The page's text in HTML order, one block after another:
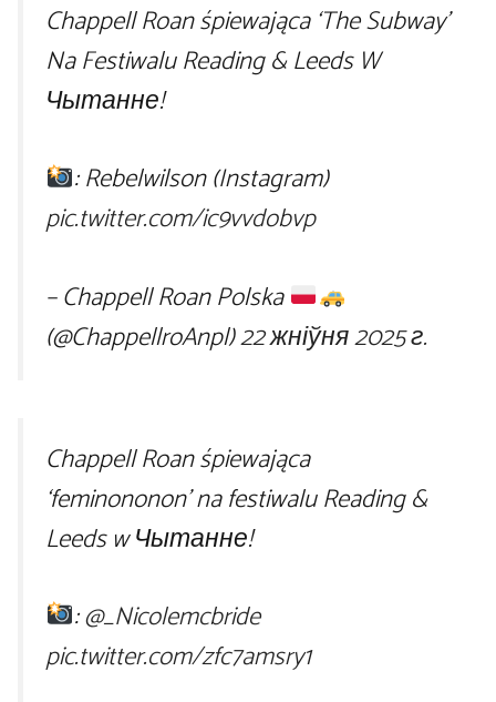
Chappell Roan śpiewająca ‘The Subway’
Na Festiwalu Reading & Leeds W
Чытанне!
: Rebelwilson (Instagram)
pic.twitter.com/ic9vvdobvp
– Chappell Roan Polska
(@ChappellroAnpl)22 жніўня 2025 г.
Chappell Roan śpiewająca
‘feminononon’ na festiwalu Reading &
Leeds w Чытанне!
:@_Nicolemcbride
pic.twitter.com/zfc7amsry1